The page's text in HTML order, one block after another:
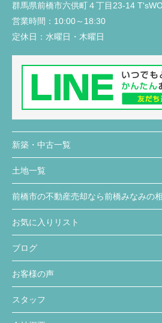
群馬県前橋市六供町４丁目23‐14
営業時間： 10:00～18:30
定休日： 水曜日・木曜日
新築・中古一覧
土地一覧
前橋市の不動産売却なら前橋みなみの
お気に入りリスト
ブログ
お客様の声
スタッフ